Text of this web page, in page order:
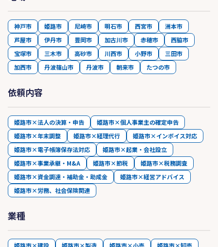
神戸市 姫路市 尼崎市 明石市 西宮市
洲本市
芦屋市
伊丹市 豊岡市 加古川市 赤穂市
西脇市
宝塚市
三木市 高砂市 川西市 小野市
三田市
加西市
丹波篠山市 丹波市 朝来市 たつの市
依頼内容
姫路市×法人の決算・申告
姫路市×個人事業主の確定申告
姫路市×年末調整
姫路市×経理代行
姫路市×インボイス対応
姫路市×電子帳簿保存法対応
姫路市×起業・会社設立
姫路市×事業承継・M&A
姫路市×節税
姫路市×税務調査
姫路市×資金調達・補助金・助成金
姫路市×経営アドバイス
姫路市×労務、社会保険関連
業種
姫路市×建設 姫路市×製造 姫路市×小売
姫路市×卸売